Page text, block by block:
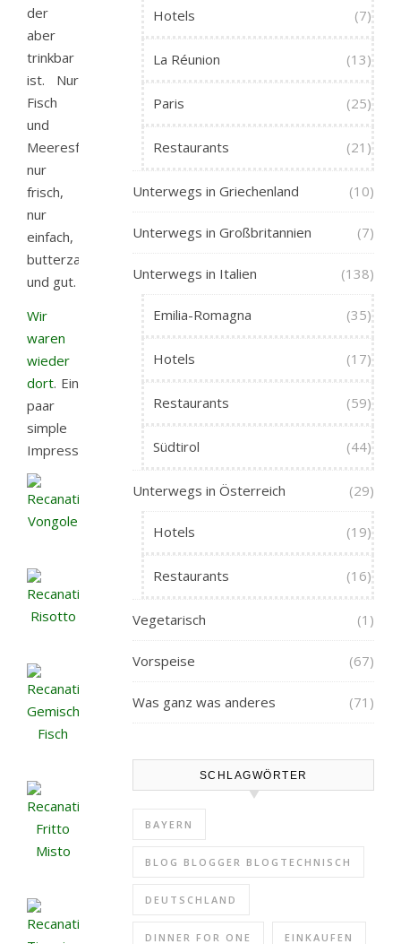
der
aber
trinkbar
ist. Nur
Fisch
und
Meeresfrüchte,
nur
frisch,
nur
einfach,
butterzart
und gut.
Wir
waren
wieder
dort. Ein
paar
simple
Impressionen:
Hotels (7)
La Réunion (13)
Paris (25)
Restaurants (21)
Unterwegs in Griechenland (10)
Unterwegs in Großbritannien (7)
Unterwegs in Italien (138)
Emilia-Romagna (35)
Hotels (17)
Restaurants (59)
Südtirol (44)
Unterwegs in Österreich (29)
Hotels (19)
Restaurants (16)
Vegetarisch (1)
Vorspeise (67)
Was ganz was anderes (71)
SCHLAGWÖRTER
BAYERN
BLOG BLOGGER BLOGTECHNISCH
DEUTSCHLAND
DINNER FOR ONE EINKAUFEN